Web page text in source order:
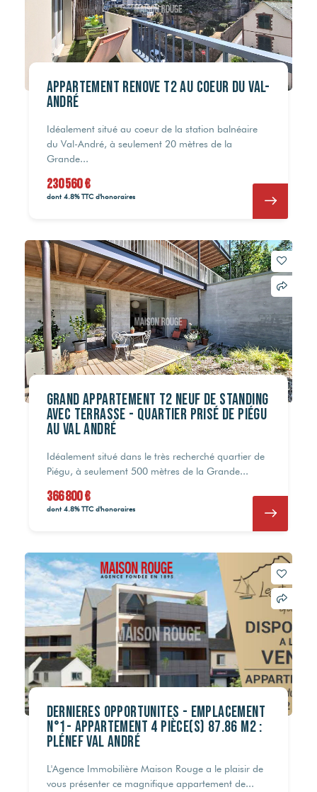
Appartement rénové T2 au coeur du Val-
André
Idéalement situé au coeur de la station balnéaire
du Val-André, à seulement 20 mètres de la
Grande...
230 560 €
dont 4.8% TTC d'honoraires
Grand Appartement T2 neuf de standing
avec terrasse - Quartier prisé de Piégu
au Val André
Idéalement situé dans le très recherché quartier de
Piégu, à seulement 500 mètres de la Grande...
366 800 €
dont 4.8% TTC d'honoraires
Dernières opportunités - Emplacement
n°1- Appartement 4 pièce(s) 87.86 m2 :
Plénef Val André
L'Agence Immobilière Maison Rouge a le plaisir de
vous présenter ce magnifique appartement de...